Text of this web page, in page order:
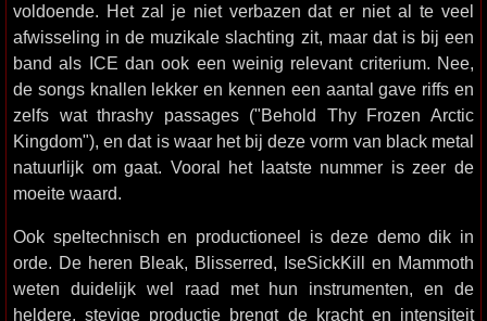
voldoende. Het zal je niet verbazen dat er niet al te veel
afwisseling in de muzikale slachting zit, maar dat is bij een
band als ICE dan ook een weinig relevant criterium. Nee,
de songs knallen lekker en kennen een aantal gave riffs en
zelfs wat thrashy passages ("Behold Thy Frozen Arctic
Kingdom"), en dat is waar het bij deze vorm van black metal
natuurlijk om gaat. Vooral het laatste nummer is zeer de
moeite waard.
Ook speltechnisch en productioneel is deze demo dik in
orde. De heren Bleak, Blisserred, IseSickKill en Mammoth
weten duidelijk wel raad met hun instrumenten, en de
heldere, stevige productie brengt de kracht en intensiteit